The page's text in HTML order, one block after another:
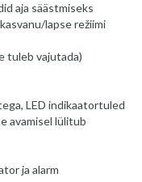
aja säästmiseks
lapse režiimi
tuleb vajutada)
LED indikaatortuled
avamisel lülitub
ja alarm